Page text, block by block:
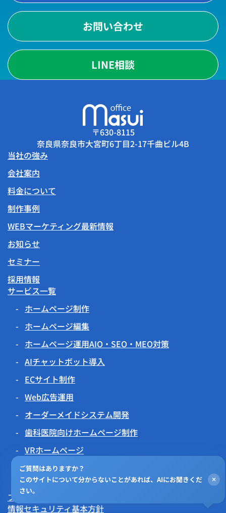
お問い合わせ
LINE相談
〒630-8115
奈良県奈良市大宮町6丁目2-17千曲ビル4B
当社の強み
会社案内
料金について
制作事例
WEBマーケティング最新情報
お知らせ
セミナー
採用情報
サービス一覧
ホームページ制作
ホームページ編集
ホームページ運用AIO・SEO・MEO対策
AIチャットボット導入
ECサイト制作
Web広告運用
オーダーメイドシステム開発
歯科医院向けホームページ制作
VRホームページ
伝わるアニメーション
チラシビジョン
プライバシーポリシー
情報セキュリティ基本方針
ご質問はありますか？
このサイトについて分からないことがあれば、AIにお聞きくだ
さい。
×